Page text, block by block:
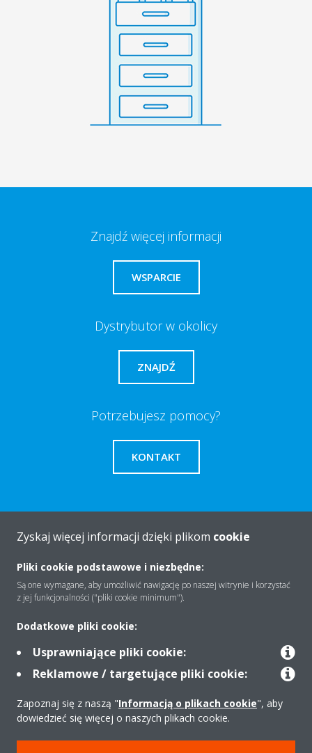
Znajdź więcej informacji
WSPARCIE
Dystrybutor w okolicy
ZNAJDŹ
Potrzebujesz pomocy?
KONTAKT
O firmie
Rozwiązania
Kontakt
Produkty
Zyskaj więcej informacji dzięki plikom cookie
Pliki cookie podstawowe i niezbędne:
Są one wymagane, aby umożliwić nawigację po naszej witrynie i korzystać
z jej funkcjonalności ("pliki cookie minimum").
Dodatkowe pliki cookie:
Usprawniające pliki cookie:
Reklamowe / targetujące pliki cookie:
Zapoznaj się z naszą "Informacją o plikach cookie", aby
dowiedzieć się więcej o naszych plikach cookie.